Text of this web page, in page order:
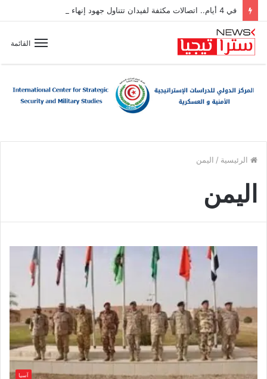
القائمة
الرئيسية / اليمن
اليمن
آسيا